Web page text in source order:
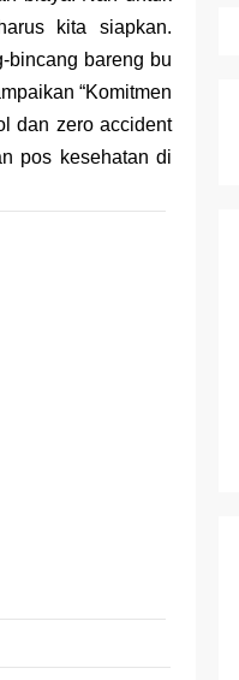
kita siapkan.
bincang bareng bu
“Komitmen
dan zero accident
pos kesehatan di